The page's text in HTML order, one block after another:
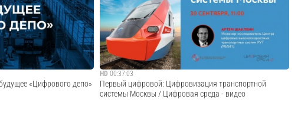
рассказывает об этапах
на железнодорожном
видео
решениях Oracle , которые позволяют производителям
повысить эффективность, проводить проекты цифровой
трансформации производства и отвечать п...
Cмотреть видео
«Цифрового депо»
HD 00:37:03
Первый цифровой: Цифровизация транспортной
системы Москвы / Цифровая среда - видео